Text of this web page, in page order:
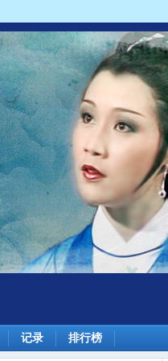
记录 排行榜